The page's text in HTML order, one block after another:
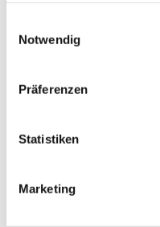
Notwendig
Präferenzen
Statistiken
Marketing